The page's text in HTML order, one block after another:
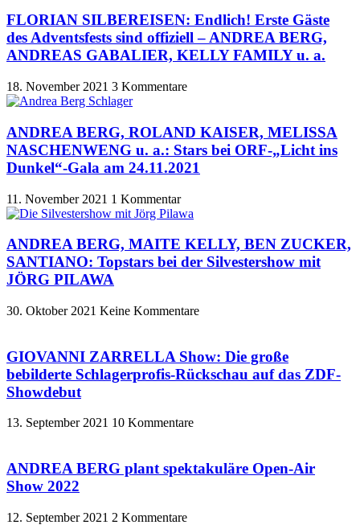
FLORIAN SILBEREISEN: Endlich! Erste Gäste
des Adventsfests sind offiziell – ANDREA BERG,
ANDREAS GABALIER, KELLY FAMILY u. a.
18. November 2021 3 Kommentare
ANDREA BERG, ROLAND KAISER, MELISSA
NASCHENWENG u. a.: Stars bei ORF-„Licht ins
Dunkel“-Gala am 24.11.2021
11. November 2021 1 Kommentar
ANDREA BERG, MAITE KELLY, BEN ZUCKER,
SANTIANO: Topstars bei der Silvestershow mit
JÖRG PILAWA
30. Oktober 2021 Keine Kommentare
GIOVANNI ZARRELLA Show: Die große
bebilderte Schlagerprofis-Rückschau auf das ZDF-
Showdebut
13. September 2021 10 Kommentare
ANDREA BERG plant spektakuläre Open-Air
Show 2022
12. September 2021 2 Kommentare